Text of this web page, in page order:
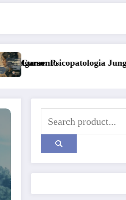
– Turma 6 Kore,